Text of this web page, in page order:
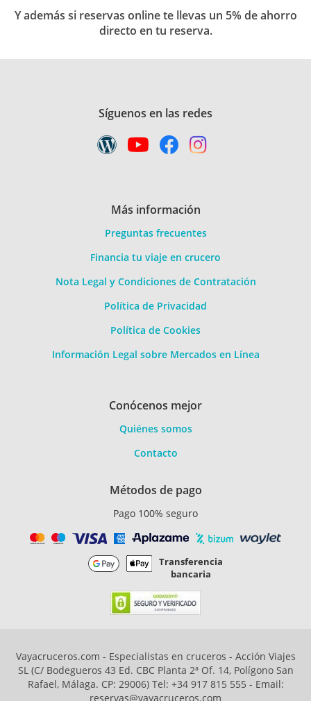
Y además si reservas online te llevas un 5% de ahorro
directo en tu reserva.
Síguenos en las redes
Más información
Preguntas frecuentes
Financia tu viaje en crucero
Nota Legal y Condiciones de Contratación
Política de Privacidad
Política de Cookies
Información Legal sobre Mercados en Línea
Conócenos mejor
Quiénes somos
Contacto
Métodos de pago
Pago 100% seguro
Transferencia
bancaria
Vayacruceros.com - Especialistas en cruceros - Acción Viajes
SL (C/ Bodegueros 43 Ed. CBC Planta 2ª Of. 14, Polígono San
Rafael, Málaga. CP: 29006) Tel: +34 917 815 555 - Email:
reservas@vayacruceros.com